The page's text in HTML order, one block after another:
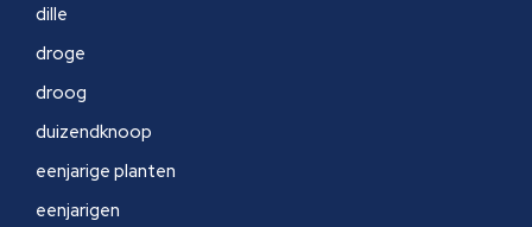
dille
droge
droog
duizendknoop
eenjarige planten
eenjarigen